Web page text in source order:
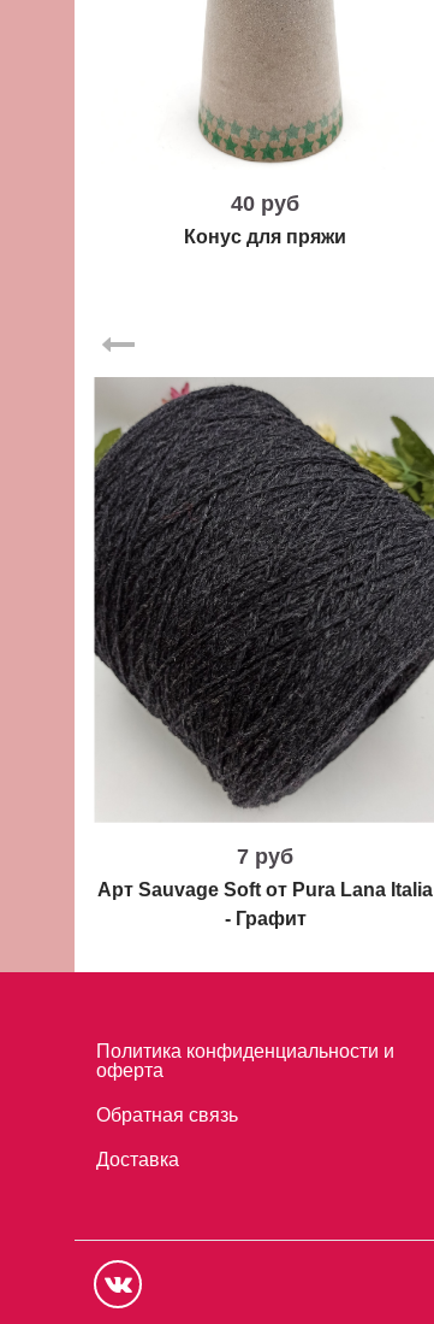
40 руб
Конус для пряжи
7 руб
Арт Sauvage Soft от Pura Lana Italia
- Графит
Политика конфиденциальности и
оферта
Обратная связь
Доставка